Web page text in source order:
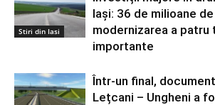
Stiri din Iasi
Iași: 36 de milioane
modernizarea a patru
importante
Într-un final,
Lețcani – Ungheni a